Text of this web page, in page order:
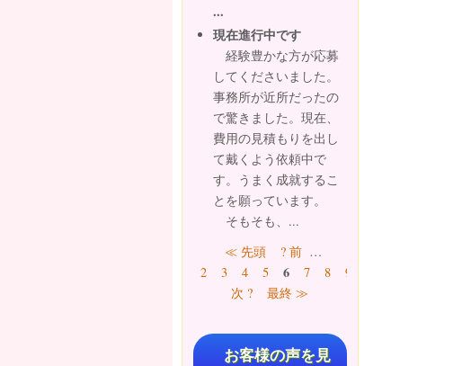
...
現在進行中です
経験豊かな方が応募
してくださいました。
事務所が近所だったの
で驚きました。現在、
費用の見積もりを出し
て戴くよう依頼中で
す。うまく成就するこ
とを願っています。
そもそも、...
ページ≪ 先頭 ? 前 …
2
3 4 5 6 7 8 9
次 ?
最終 ≫
お客様の声を見